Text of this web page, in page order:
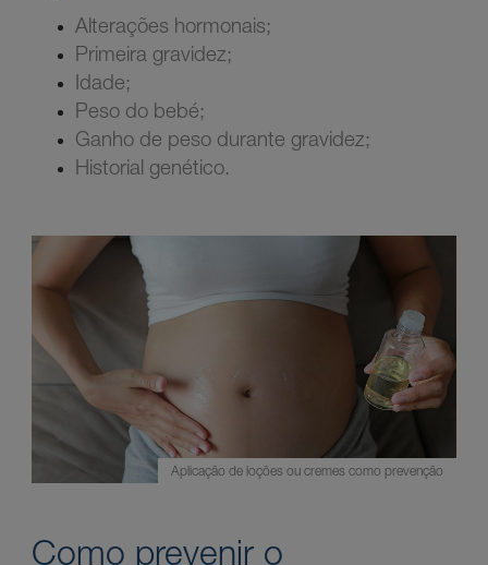
Alterações hormonais;
Primeira gravidez;
Idade;
Peso do bebé;
Ganho de peso durante gravidez;
Historial genético.
Aplicação de loções ou cremes como prevenção
Como prevenir o